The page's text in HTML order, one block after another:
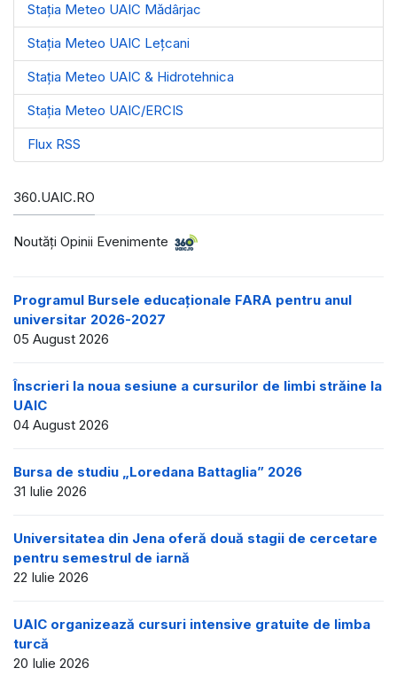
Stația Meteo UAIC Mădârjac
Stația Meteo UAIC Leţcani
Stația Meteo UAIC & Hidrotehnica
Stația Meteo UAIC/ERCIS
Flux RSS
360.UAIC.RO
Noutăţi Opinii Evenimente
Programul Bursele educaționale FARA pentru anul
universitar 2026-2027
05 August 2026
Înscrieri la noua sesiune a cursurilor de limbi străine la
UAIC
04 August 2026
Bursa de studiu „Loredana Battaglia” 2026
31 Iulie 2026
Universitatea din Jena oferă două stagii de cercetare
pentru semestrul de iarnă
22 Iulie 2026
UAIC organizează cursuri intensive gratuite de limba
turcă
20 Iulie 2026